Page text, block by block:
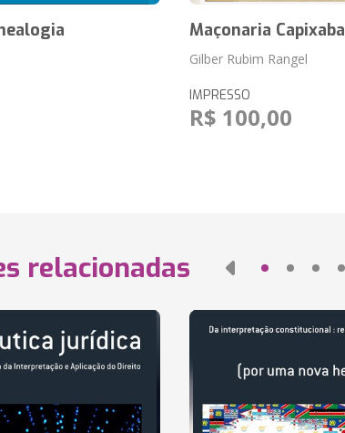
Maçonaria Capixaba
Gilber Rubim Rangel
IMPRESSO
R$ 100,00
relacionadas